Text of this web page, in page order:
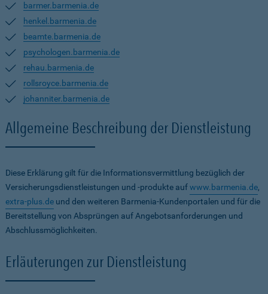
barmer.barmenia.de
henkel.barmenia.de
beamte.barmenia.de
psychologen.barmenia.de
rehau.barmenia.de
rollsroyce.barmenia.de
johanniter.barmenia.de
Allgemeine Beschreibung der Dienstleistung
Diese Erklärung gilt für die Informationsvermittlung bezüglich der
Versicherungsdienstleistungen und -produkte aufwww.barmenia.de,
extra-plus.de und den weiteren Barmenia-Kundenportalen und für die
Bereitstellung von Absprüngen auf Angebotsanforderungen und
Abschlussmöglichkeiten.
Erläuterungen zur Dienstleistung